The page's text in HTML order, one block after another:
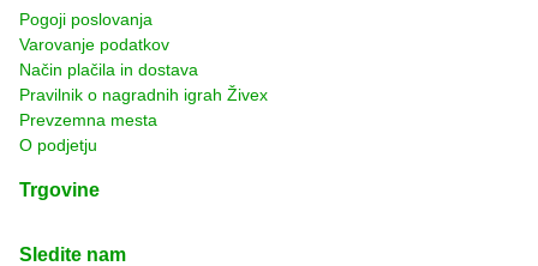
Pogoji poslovanja
Varovanje podatkov
Način plačila in dostava
Pravilnik o nagradnih igrah Živex
Prevzemna mesta
O podjetju
Trgovine
Sledite nam